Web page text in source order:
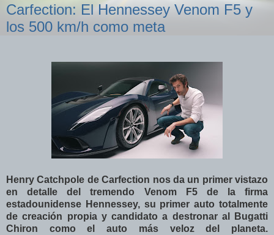
Carfection: El Hennessey Venom F5 y
los 500 km/h como meta
Henry Catchpole de Carfection nos da un primer vistazo
en detalle del tremendo Venom F5 de la firma
estadounidense Hennessey, su primer auto totalmente
de creación propia y candidato a destronar al Bugatti
Chiron como el auto más veloz del planeta.